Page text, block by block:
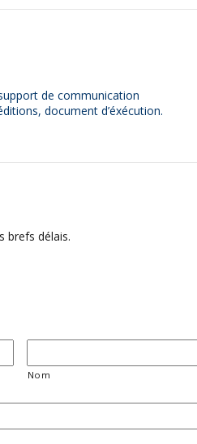
de communication
document d’éxécution.
brefs délais.
Nom